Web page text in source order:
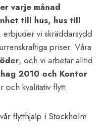
varje månad
till hus, hus till
, erbjuder vi skräddarsydd
priser. Våra
, och vi arbetar alltid
2010 och Kontor
och kvalitativ flytt.
flytthjälp i Stockholm